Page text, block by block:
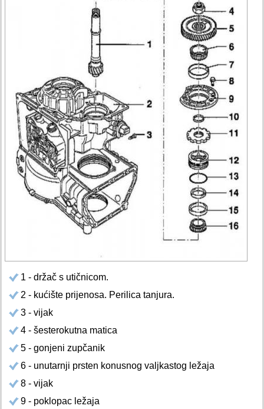
1 - držač s utičnicom.
2 - kućište prijenosa. Perilica tanjura.
3 - vijak
4 - šesterokutna matica
5 - gonjeni zupčanik
6 - unutarnji prsten konusnog valjkastog ležaja
8 - vijak
9 - poklopac ležaja